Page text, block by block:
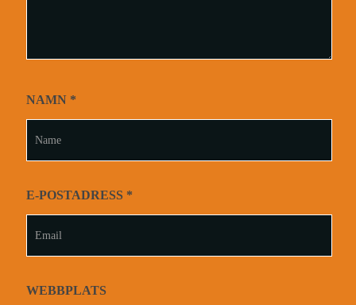
NAMN *
E-POSTADRESS *
WEBBPLATS